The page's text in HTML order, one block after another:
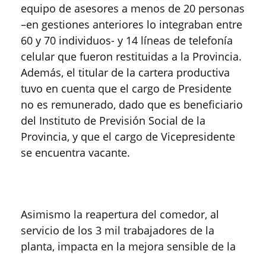
equipo de asesores a menos de 20 personas
–en gestiones anteriores lo integraban entre
60 y 70 individuos- y 14 líneas de telefonía
celular que fueron restituidas a la Provincia.
Además, el titular de la cartera productiva
tuvo en cuenta que el cargo de Presidente
no es remunerado, dado que es beneficiario
del Instituto de Previsión Social de la
Provincia, y que el cargo de Vicepresidente
se encuentra vacante.
Asimismo la reapertura del comedor, al
servicio de los 3 mil trabajadores de la
planta, impacta en la mejora sensible de la